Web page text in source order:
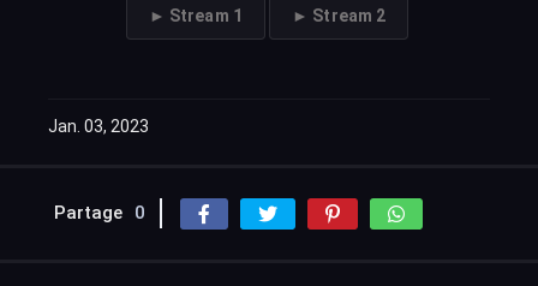
► Stream 1 ► Stream 2
Jan. 03, 2023
Partage 0